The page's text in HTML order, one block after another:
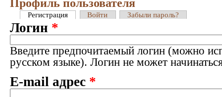
Профиль пользователя
Регистрация Войти Забыли пароль?
Логин *
Введите предпочитаемый логин (можно
русском языке). Логин не может
E-mail адрес *